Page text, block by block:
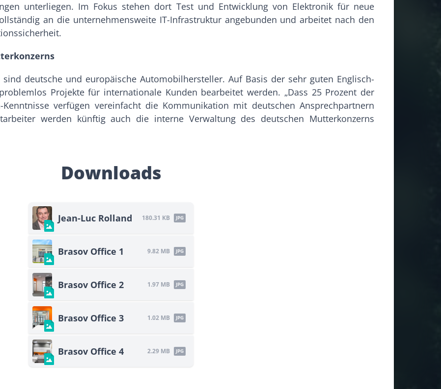
unterliegen. Im Fokus stehen dort Test und Entwicklung von Elektronik für neue
an die unternehmensweite IT-Infrastruktur angebunden und arbeitet nach den
deutsche und europäische Automobilhersteller. Auf Basis der sehr guten Englisch-
Projekte für internationale Kunden bearbeitet werden. „Dass 25 Prozent der
verfügen vereinfacht die Kommunikation mit deutschen Ansprechpartnern
werden künftig auch die interne Verwaltung des deutschen Mutterkonzerns
Downloads
Jean-Luc Rolland 180.31 KB JPG
Brasov Office 1 9.82 MB JPG
Brasov Office 2 1.97 MB JPG
Brasov Office 3 1.02 MB JPG
Brasov Office 4 2.29 MB JPG